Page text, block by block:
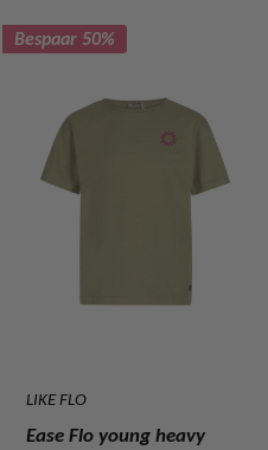
Bespaar 50%
LIKE FLO
Ease Flo young heavy